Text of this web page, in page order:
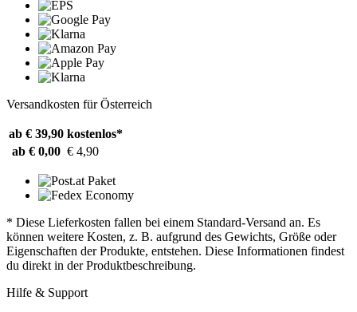
Versandkosten für Österreich
ab € 39,90 kostenlos*
ab € 0,00 € 4,90
* Diese Lieferkosten fallen bei einem Standard-Versand an. Es
können weitere Kosten, z. B. aufgrund des Gewichts, Größe oder
Eigenschaften der Produkte, entstehen. Diese Informationen findest
du direkt in der Produktbeschreibung.
Hilfe & Support